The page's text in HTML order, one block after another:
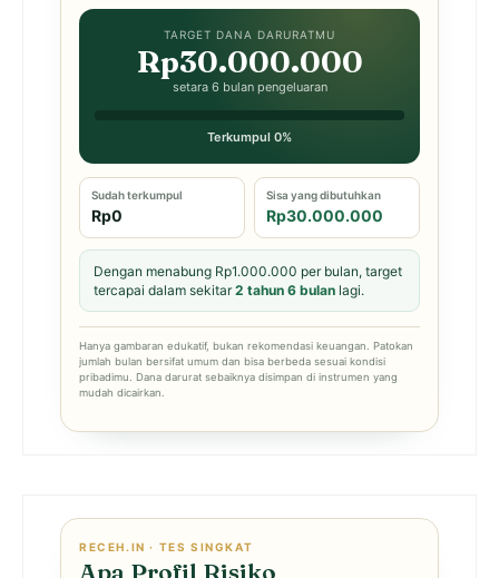
TARGET DANA DARURATMU
Rp30.000.000
setara 6 bulan pengeluaran
Terkumpul 0%
Sudah terkumpul
Rp0
Sisa yang dibutuhkan
Rp30.000.000
Dengan menabung Rp1.000.000 per bulan, target
tercapai dalam sekitar2 tahun 6 bulan lagi.
Hanya gambaran edukatif, bukan rekomendasi keuangan. Patokan
jumlah bulan bersifat umum dan bisa berbeda sesuai kondisi
pribadimu. Dana darurat sebaiknya disimpan di instrumen yang
mudah dicairkan.
RECEH.IN · TES SINGKAT
Apa Profil Risiko